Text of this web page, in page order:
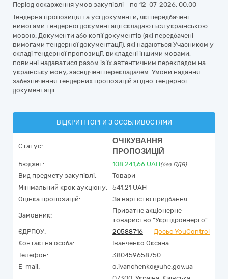
Період оскарження умов закупівлі - по 12-07-2026, 00:00
Тендерна пропозиція та усі документи, які передбачені
вимогами тендерної документації складаються українською
мовою. Документи або копії документів (які передбачені
вимогами тендерної документації), які надаються Учасником у
складі тендерної пропозиції, викладені іншими мовами,
повинні надаватися разом із їх автентичним перекладом на
українську мову, засвідчені перекладачем. Умови надання
забезпечення тендерних пропозицій згідно тендерної
документації.
ВІДКРИТІ ТОРГИ З ОСОБЛИВОСТЯМИ
Статус:
ОЧІКУВАННЯ
ПРОПОЗИЦІЙ
Бюджет: 108 241,66 UAH(без ПДВ)
Вид предмету закупівлі:
Товари
Мінімальний крок аукціону:
541,21 UAH
Оцінка пропозицій:
За вартістю придбання
Замовник:
Приватне акціонерне
товариство "Укргідроенерго"
ЄДРПОУ:
20588716
Досьє YouControl
Контактна особа:
Іванченко Оксана
Телефон:
380459658750
E-mail:
o.ivanchenko@uhe.gov.ua